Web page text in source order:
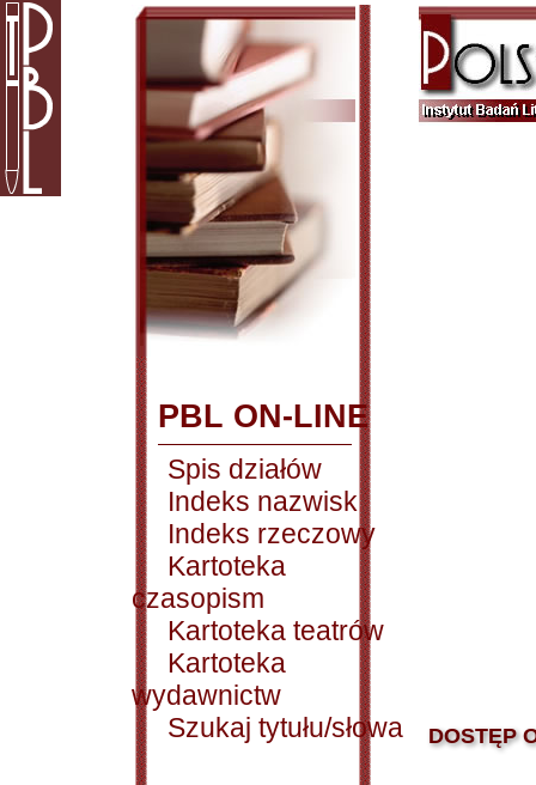
PBL ON-LINE
Spis działów
Indeks nazwisk
Indeks rzeczowy
Kartoteka
czasopism
Kartoteka teatrów
Kartoteka
wydawnictw
Szukaj tytułu/słowa
DOSTĘP